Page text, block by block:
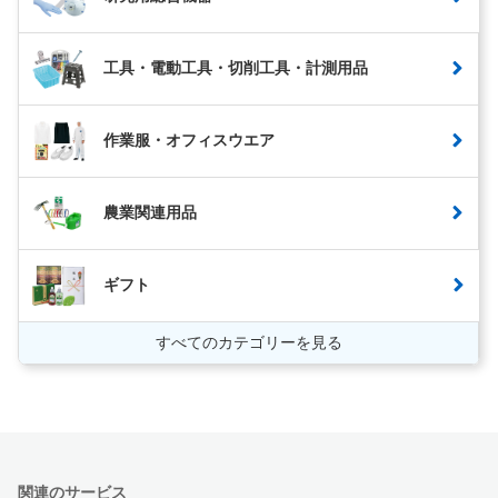
工具・電動工具・切削工具・計測用品
作業服・オフィスウエア
農業関連用品
ギフト
すべてのカテゴリーを見る
関連のサービス